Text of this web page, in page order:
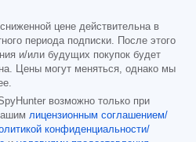
цене действительна в
периода подписки. После этого
и/или будущих покупок будет
Цены могут меняться, однако мы
возможно только при
лицензионным соглашением/
конфиденциальности/